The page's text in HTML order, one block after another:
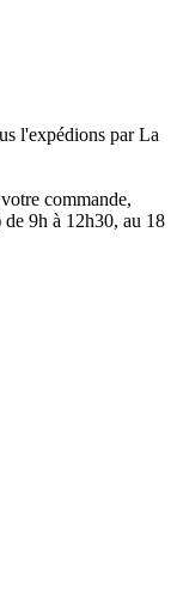
l'expédions par La
commande,
9h à 12h30, au 18